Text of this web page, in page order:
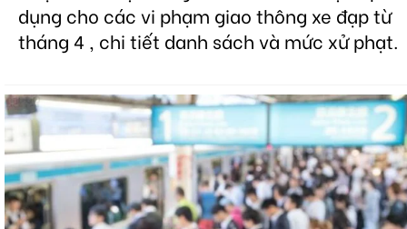
dụng cho các vi phạm giao thông xe đạp từ
tháng 4 , chi tiết danh sách và mức xử phạt.